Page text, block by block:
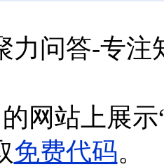
力问答-专
网站上展
免费代码。